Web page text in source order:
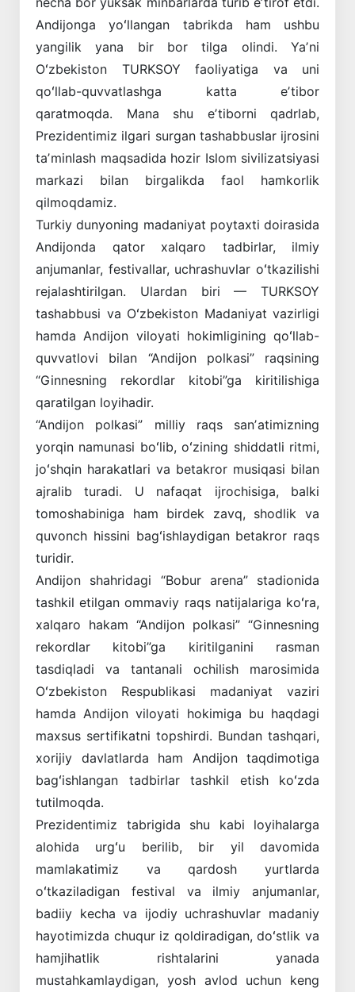
Andijonga yoʻllangan tabrikda ham ushbu
yangilik yana bir bor tilga olindi. Yaʼni
Oʻzbekiston TURKSOY faoliyatiga va uni
qoʻllab-quvvatlashga katta eʼtibor
qaratmoqda. Mana shu eʼtiborni qadrlab,
Prezidentimiz ilgari surgan tashabbuslar ijrosini
taʼminlash maqsadida hozir Islom sivilizatsiyasi
markazi bilan birgalikda faol hamkorlik
qilmoqdamiz.
Turkiy dunyoning madaniyat poytaxti doirasida
Andijonda qator xalqaro tadbirlar, ilmiy
anjumanlar, festivallar, uchrashuvlar oʻtkazilishi
rejalashtirilgan. Ulardan biri — TURKSOY
tashabbusi va Oʻzbekiston Madaniyat vazirligi
hamda Andijon viloyati hokimligining qoʻllab-
quvvatlovi bilan “Andijon polkasi” raqsining
“Ginnesning rekordlar kitobi”ga kiritilishiga
qaratilgan loyihadir.
“Andijon polkasi” milliy raqs sanʼatimizning
yorqin namunasi boʻlib, oʻzining shiddatli ritmi,
joʻshqin harakatlari va betakror musiqasi bilan
ajralib turadi. U nafaqat ijrochisiga, balki
tomoshabiniga ham birdek zavq, shodlik va
quvonch hissini bagʻishlaydigan betakror raqs
turidir.
Andijon shahridagi “Bobur arena” stadionida
tashkil etilgan ommaviy raqs natijalariga koʻra,
xalqaro hakam “Andijon polkasi” “Ginnesning
rekordlar kitobi”ga kiritilganini rasman
tasdiqladi va tantanali ochilish marosimida
Oʻzbekiston Respublikasi madaniyat vaziri
hamda Andijon viloyati hokimiga bu haqdagi
maxsus sertifikatni topshirdi. Bundan tashqari,
xorijiy davlatlarda ham Andijon taqdimotiga
bagʻishlangan tadbirlar tashkil etish koʻzda
tutilmoqda.
Prezidentimiz tabrigida shu kabi loyihalarga
alohida urgʻu berilib, bir yil davomida
mamlakatimiz va qardosh yurtlarda
oʻtkaziladigan festival va ilmiy anjumanlar,
badiiy kecha va ijodiy uchrashuvlar madaniy
hayotimizda chuqur iz qoldiradigan, doʻstlik va
hamjihatlik rishtalarini yanada
mustahkamlaydigan, yosh avlod uchun keng